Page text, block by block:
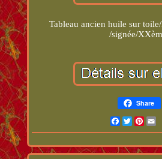
Tableau ancien huile sur
/signée/
Share
Facebook
Twitter